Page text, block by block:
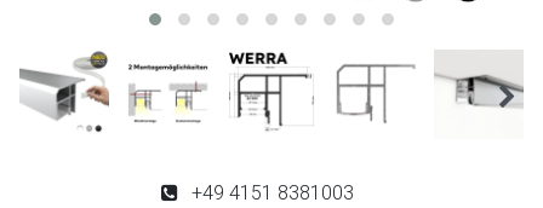
+49 4151 8381003